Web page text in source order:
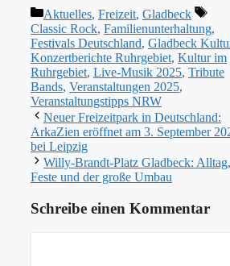
Kategorien
Aktuelles, Freizeit, Gladbeck
Classic Rock, Familienunterhaltung,
Festivals Deutschland, Gladbeck
Konzertberichte Ruhrgebiet, Kultur im
Ruhrgebiet, Live-Musik 2025, Tribute
Bands, Veranstaltungen 2025,
Veranstaltungstipps NRW
Neuer Freizeitpark in Deutschland:
ArkaZien eröffnet am 3. September
bei Leipzig
Willy-Brandt-Platz Gladbeck: Alltag,
Feste und der große Umbau
Schreibe einen Kommentar